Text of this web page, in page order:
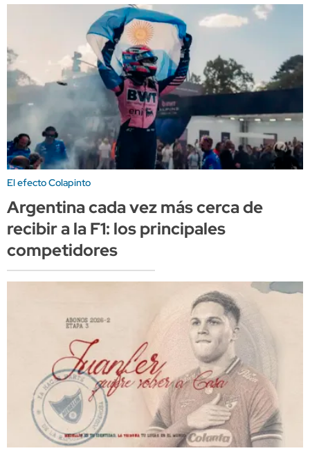
El efecto Colapinto
Argentina cada vez más cerca de
recibir a la F1: los principales
competidores